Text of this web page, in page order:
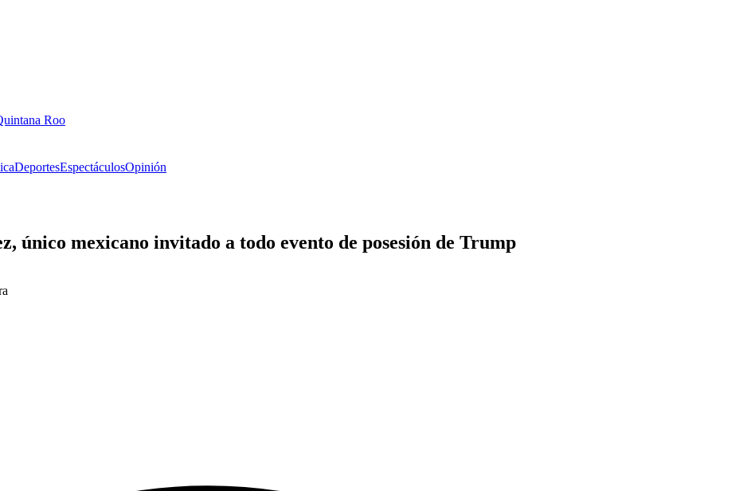
Roo
DeportesEspectáculosOpinión
único mexicano invitado a todo evento de posesión de Trump